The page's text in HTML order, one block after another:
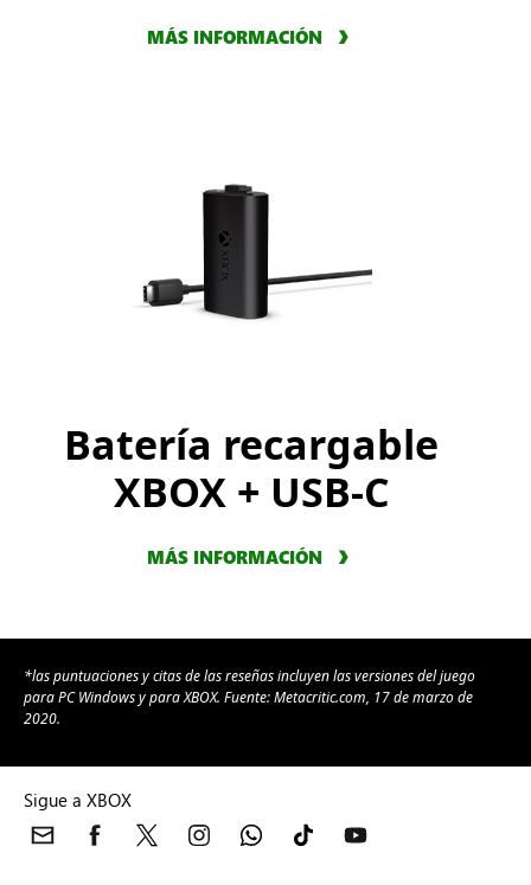
MÁS INFORMACIÓN
Batería recargable
XBOX + USB-C
MÁS INFORMACIÓN
*las puntuaciones y citas de las reseñas incluyen las versiones del juego
para PC Windows y para XBOX. Fuente: Metacritic.com, 17 de marzo de
2020.
Sigue a XBOX